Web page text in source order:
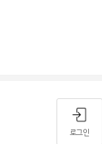
로그인